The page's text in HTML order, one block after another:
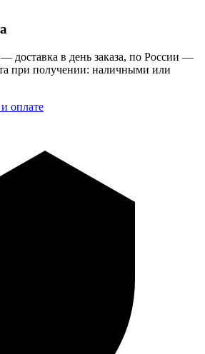
доставка в день заказа, по России —
при получении: наличными или
оплате